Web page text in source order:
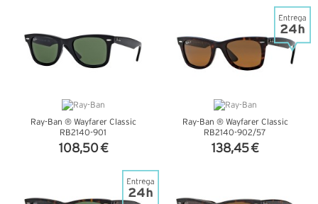
Ray-Ban ® Wayfarer Classic
RB2140-901
108,50 €
Ray-Ban ® Wayfarer Classic
RB2140-902/57
138,45 €